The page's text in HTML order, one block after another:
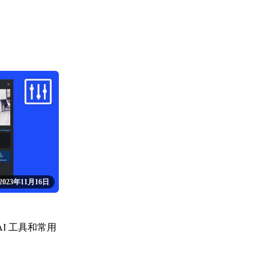
年11月16日
工具和常用